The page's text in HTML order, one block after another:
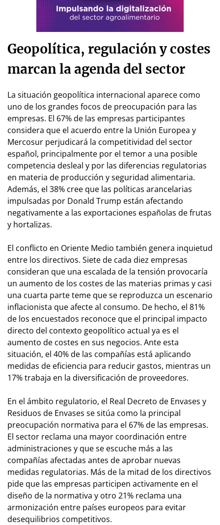
Geopolítica, regulación y costes
marcan la agenda del sector
La situación geopolítica internacional aparece como
uno de los grandes focos de preocupación para las
empresas. El 67% de las empresas participantes
considera que el acuerdo entre la Unión Europea y
Mercosur perjudicará la competitividad del sector
español, principalmente por el temor a una posible
competencia desleal y por las diferencias regulatorias
en materia de producción y seguridad alimentaria.
Además, el 38% cree que las políticas arancelarias
impulsadas por Donald Trump están afectando
negativamente a las exportaciones españolas de frutas
y hortalizas.
El conflicto en Oriente Medio también genera inquietud
entre los directivos. Siete de cada diez empresas
consideran que una escalada de la tensión provocaría
un aumento de los costes de las materias primas y casi
una cuarta parte teme que se reproduzca un escenario
inflacionista que afecte al consumo. De hecho, el 81%
de los encuestados reconoce que el principal impacto
directo del contexto geopolítico actual ya es el
aumento de costes en sus negocios. Ante esta
situación, el 40% de las compañías está aplicando
medidas de eficiencia para reducir gastos, mientras un
17% trabaja en la diversificación de proveedores.
En el ámbito regulatorio, el Real Decreto de Envases y
Residuos de Envases se sitúa como la principal
preocupación normativa para el 67% de las empresas.
El sector reclama una mayor coordinación entre
administraciones y que se escuche más a las
compañías afectadas antes de aprobar nuevas
medidas regulatorias. Más de la mitad de los directivos
pide que las empresas participen activamente en el
diseño de la normativa y otro 21% reclama una
armonización entre países europeos para evitar
desequilibrios competitivos.